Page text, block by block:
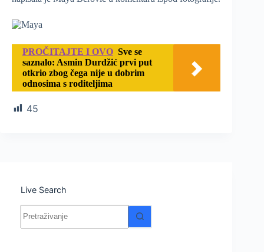
PROČITAJTE I OVO Sve se
saznalo: Asmin Durdžić prvi put
otkrio zbog čega nije u dobrim
odnosima s roditeljima
45
Live Search
Nema
rezultata.